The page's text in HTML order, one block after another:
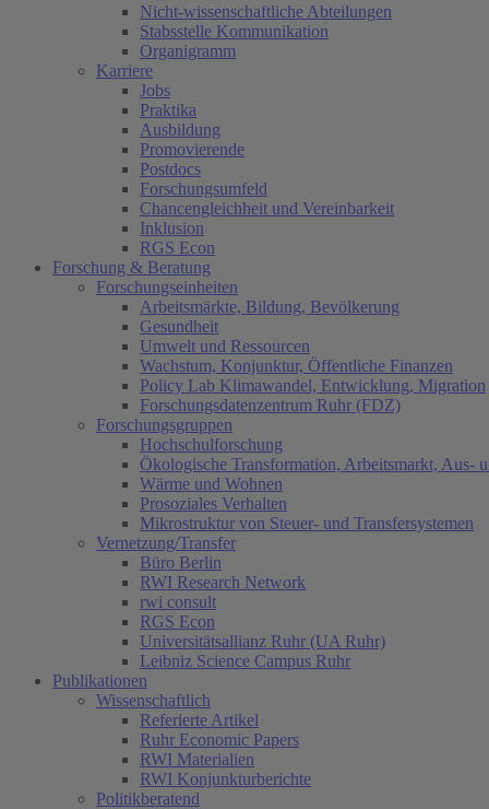
Nicht-wissenschaftliche Abteilungen
Stabsstelle Kommunikation
Organigramm
Karriere
Jobs
Praktika
Ausbildung
Promovierende
Postdocs
Forschungsumfeld
Chancengleichheit und Vereinbarkeit
Inklusion
RGS Econ
Forschung & Beratung
Forschungseinheiten
Arbeitsmärkte, Bildung, Bevölkerung
Gesundheit
Umwelt und Ressourcen
Wachstum, Konjunktur, Öffentliche Finanzen
Policy Lab Klimawandel, Entwicklung, Migration
Forschungsdatenzentrum Ruhr (FDZ)
Forschungsgruppen
Hochschulforschung
Ökologische Transformation, Arbeitsmarkt, Aus-
Wärme und Wohnen
Prosoziales Verhalten
Mikrostruktur von Steuer- und Transfersystemen
Vernetzung/Transfer
Büro Berlin
RWI Research Network
rwi consult
RGS Econ
Universitätsallianz Ruhr (UA Ruhr)
Leibniz Science Campus Ruhr
Publikationen
Wissenschaftlich
Referierte Artikel
Ruhr Economic Papers
RWI Materialien
RWI Konjunkturberichte
Politikberatend